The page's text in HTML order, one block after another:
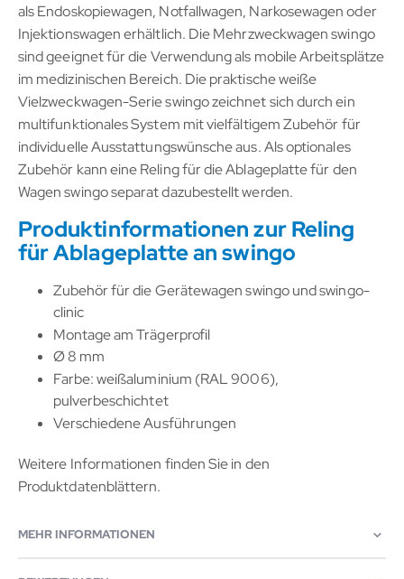
als Endoskopiewagen, Notfallwagen, Narkosewagen oder
Injektionswagen erhältlich. Die Mehrzweckwagen swingo
sind geeignet für die Verwendung als mobile Arbeitsplätze
im medizinischen Bereich. Die praktische weiße
Vielzweckwagen-Serie swingo zeichnet sich durch ein
multifunktionales System mit vielfältigem Zubehör für
individuelle Ausstattungswünsche aus. Als optionales
Zubehör kann eine Reling für die Ablageplatte für den
Wagen swingo separat dazubestellt werden.
Produktinformationen zur Reling
für Ablageplatte an swingo
Zubehör für die Gerätewagen swingo und swingo-
clinic
Montage am Trägerprofil
Ø 8 mm
Farbe: weißaluminium (RAL 9006),
pulverbeschichtet
Verschiedene Ausführungen
Weitere Informationen finden Sie in den
Produktdatenblättern.
MEHR INFORMATIONEN